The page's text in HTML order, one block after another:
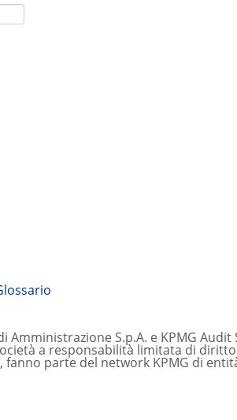
Amministrazione S.p.A. e KPMG
a responsabilità limitata di
parte del network KPMG di